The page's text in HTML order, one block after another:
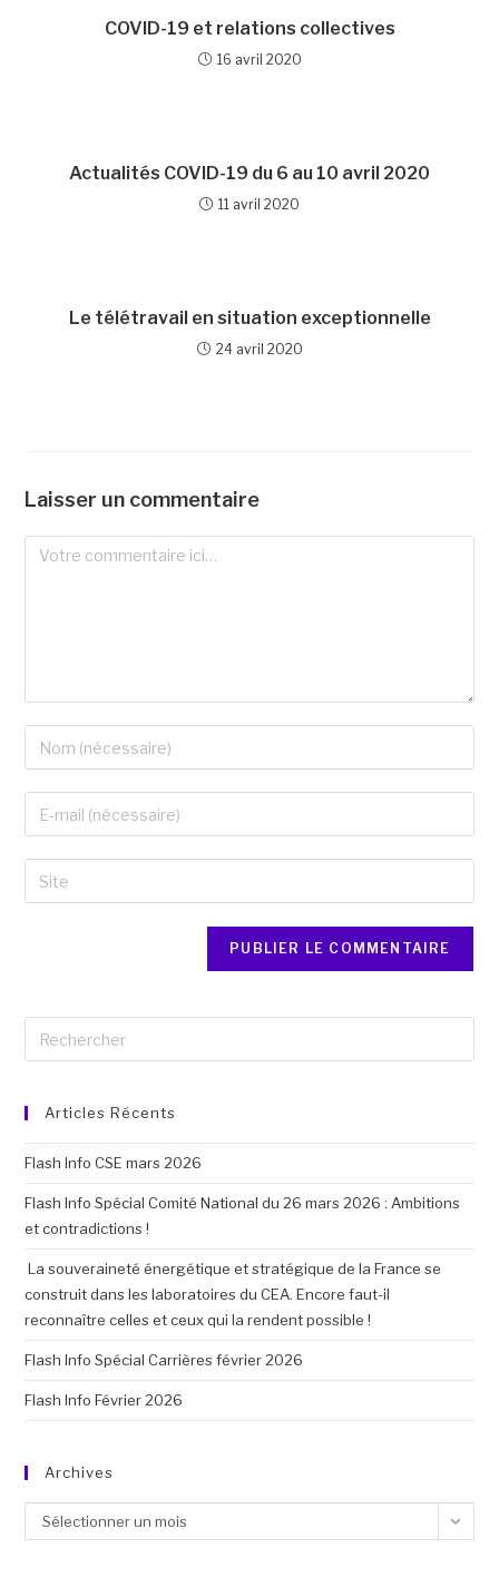
COVID-19 et relations collectives
16 avril 2020
Actualités COVID-19 du 6 au 10 avril 2020
11 avril 2020
Le télétravail en situation exceptionnelle
24 avril 2020
Laisser un commentaire
Articles Récents
Flash Info CSE mars 2026
Flash Info Spécial Comité National du 26 mars 2026 : Ambitions
et contradictions !
La souveraineté énergétique et stratégique de la France se
construit dans les laboratoires du CEA. Encore faut-il
reconnaître celles et ceux qui la rendent possible !
Flash Info Spécial Carrières février 2026
Flash Info Février 2026
Archives
Sélectionner un mois